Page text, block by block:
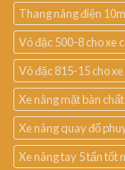
Thang nâng điện
Vỏ đặc 500-8 cho xe
Vỏ đặc 815-15 cho
Xe nâng mặt bàn
Xe nâng quay đổ
Xe nâng tay 5 tấn tốt